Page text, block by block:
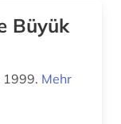
Büyük
1999. Mehr